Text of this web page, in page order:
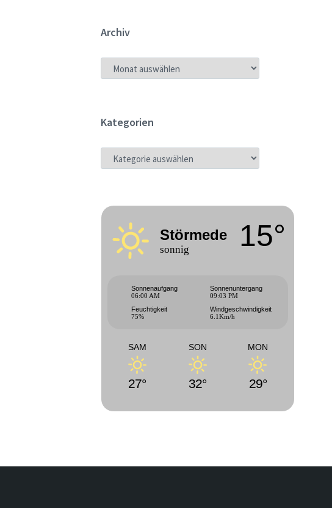
Archiv
ARCHIV
Kategorien
KATEGORIEN
Störmede
sonnig 15°
Sonnenaufgang
06:00 AM
Sonnenuntergang
09:03 PM
Feuchtigkeit
75%
Windgeschwindigkeit
6.1Km/h
SAM
27°
SON
32°
MON
29°